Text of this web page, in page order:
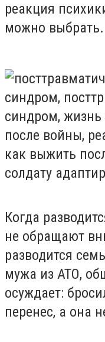
реакция
можно выбрать.
Когда
не обращают
разводится
мужа из АТО,
осуждает:
перенес, а она